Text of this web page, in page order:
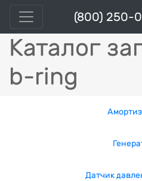
(800) 250-
Каталог
b-ring
Датчик